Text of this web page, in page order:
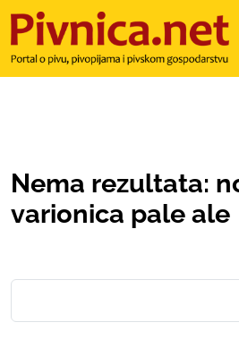
Nema rezultata:
varionica pale ale